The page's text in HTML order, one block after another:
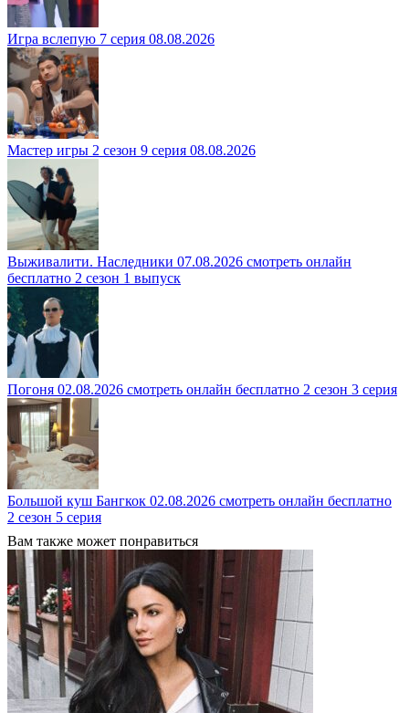
Игра вслепую 7 серия 08.08.2026
Мастер игры 2 сезон 9 серия 08.08.2026
Выживалити. Наследники 07.08.2026 смотреть онлайн
бесплатно 2 сезон 1 выпуск
Погоня 02.08.2026 смотреть онлайн бесплатно 2 сезон 3 серия
Большой куш Бангкок 02.08.2026 смотреть онлайн бесплатно
2 сезон 5 серия
Вам также может понравиться